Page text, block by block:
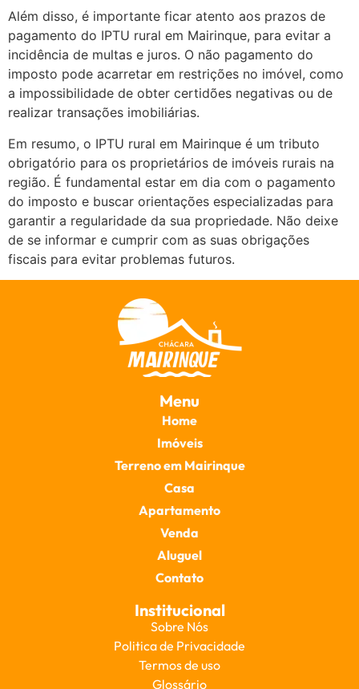
Além disso, é importante ficar atento aos prazos de
pagamento do IPTU rural em Mairinque, para evitar a
incidência de multas e juros. O não pagamento do
imposto pode acarretar em restrições no imóvel, como
a impossibilidade de obter certidões negativas ou de
realizar transações imobiliárias.
Em resumo, o IPTU rural em Mairinque é um tributo
obrigatório para os proprietários de imóveis rurais na
região. É fundamental estar em dia com o pagamento
do imposto e buscar orientações especializadas para
garantir a regularidade da sua propriedade. Não deixe
de se informar e cumprir com as suas obrigações
fiscais para evitar problemas futuros.
Menu
Home
Imóveis
Terreno em Mairinque
Casa
Apartamento
Venda
Aluguel
Contato
Institucional
Sobre Nós
Politica de Privacidade
Termos de uso
Glossário